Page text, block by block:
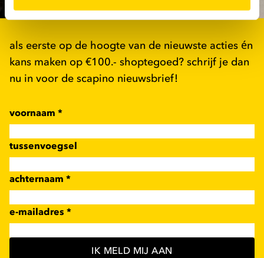
als eerste op de hoogte van de nieuwste acties én
kans maken op €100.- shoptegoed? schrijf je dan
nu in voor de scapino nieuwsbrief!
voornaam *
tussenvoegsel
achternaam *
e-mailadres *
IK MELD MIJ AAN